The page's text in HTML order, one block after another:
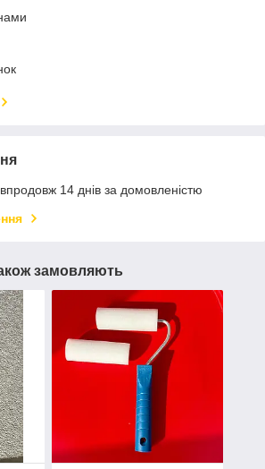
14 днів за домовленістю
замовляють